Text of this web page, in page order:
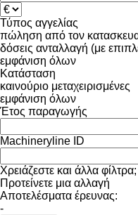
Τύπος αγγελίας
πώληση από τον
δόσεις ανταλλαγή (με
εμφάνιση όλων
Κατάσταση
καινούριο μεταχειρισμένες
εμφάνιση όλων
Έτος παραγωγής
Machineryline ID
Χρειάζεστε και άλλα φίλτρα;
Προτείνετε μια αλλαγή
Αποτελέσματα έρευνας:
-